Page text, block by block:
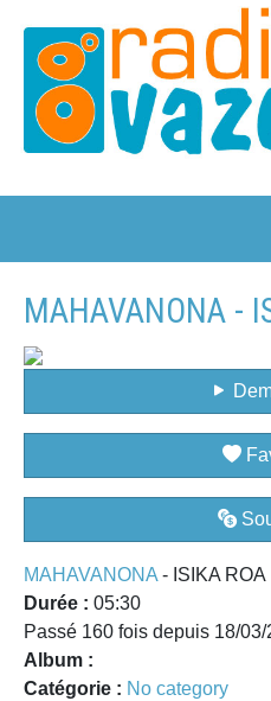
MAHAVANONA -
MAHAVANONA - ISIKA ROA
Durée : 05:30
Passé 160 fois depuis 18/
Album :
Catégorie : No category